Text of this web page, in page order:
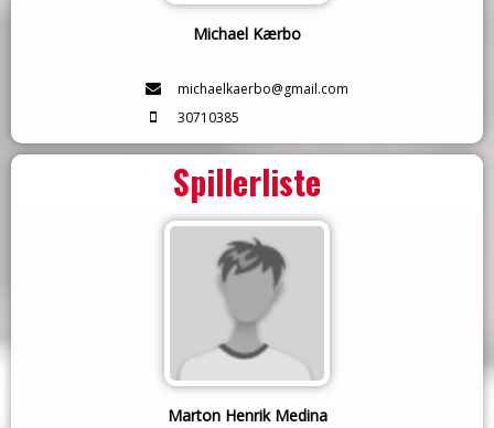
Michael Kærbo
michaelkaerbo@gmail.com
30710385
Spillerliste
Marton Henrik Medina